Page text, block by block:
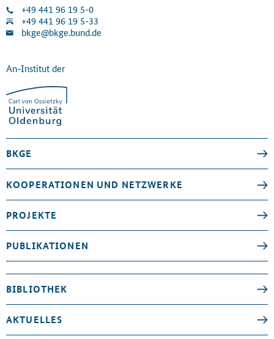
+49 441 96 19 5-0
+49 441 96 19 5-33
bkge@bkge.bund.de
An-Institut der
BKGE
KOOPERATIONEN UND NETZWERKE
PROJEKTE
PUBLIKATIONEN
BIBLIOTHEK
AKTUELLES